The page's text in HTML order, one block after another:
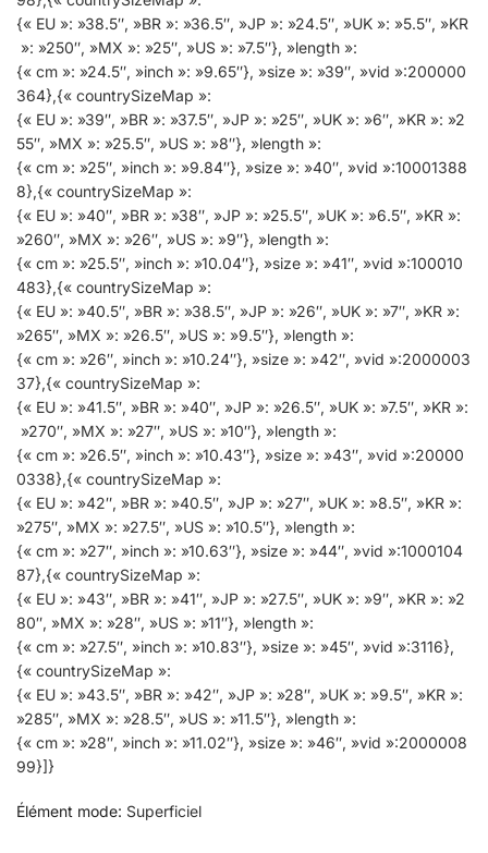
{« EU »: »38.5″, »BR »: »36.5″, »JP »: »24.5″, »UK »: »5.5″, »KR
»: »250″, »MX »: »25″, »US »: »7.5″}, »length »:
{« cm »: »24.5″, »inch »: »9.65″}, »size »: »39″, »vid »:200000
364},{« countrySizeMap »:
{« EU »: »39″, »BR »: »37.5″, »JP »: »25″, »UK »: »6″, »KR »: »2
55″, »MX »: »25.5″, »US »: »8″}, »length »:
{« cm »: »25″, »inch »: »9.84″}, »size »: »40″, »vid »:10001388
8},{« countrySizeMap »:
{« EU »: »40″, »BR »: »38″, »JP »: »25.5″, »UK »: »6.5″, »KR »:
»260″, »MX »: »26″, »US »: »9″}, »length »:
{« cm »: »25.5″, »inch »: »10.04″}, »size »: »41″, »vid »:100010
483},{« countrySizeMap »:
{« EU »: »40.5″, »BR »: »38.5″, »JP »: »26″, »UK »: »7″, »KR »:
»265″, »MX »: »26.5″, »US »: »9.5″}, »length »:
{« cm »: »26″, »inch »: »10.24″}, »size »: »42″, »vid »:2000003
37},{« countrySizeMap »:
{« EU »: »41.5″, »BR »: »40″, »JP »: »26.5″, »UK »: »7.5″, »KR »:
»270″, »MX »: »27″, »US »: »10″}, »length »:
{« cm »: »26.5″, »inch »: »10.43″}, »size »: »43″, »vid »:20000
0338},{« countrySizeMap »:
{« EU »: »42″, »BR »: »40.5″, »JP »: »27″, »UK »: »8.5″, »KR »:
»275″, »MX »: »27.5″, »US »: »10.5″}, »length »:
{« cm »: »27″, »inch »: »10.63″}, »size »: »44″, »vid »:1000104
87},{« countrySizeMap »:
{« EU »: »43″, »BR »: »41″, »JP »: »27.5″, »UK »: »9″, »KR »: »2
80″, »MX »: »28″, »US »: »11″}, »length »:
{« cm »: »27.5″, »inch »: »10.83″}, »size »: »45″, »vid »:3116},
{« countrySizeMap »:
{« EU »: »43.5″, »BR »: »42″, »JP »: »28″, »UK »: »9.5″, »KR »:
»285″, »MX »: »28.5″, »US »: »11.5″}, »length »:
{« cm »: »28″, »inch »: »11.02″}, »size »: »46″, »vid »:2000008
99}]}
Élément mode: Superficiel